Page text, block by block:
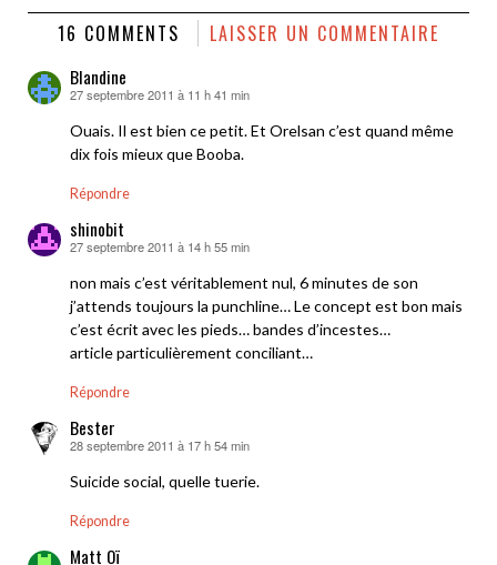
16 COMMENTS LAISSER UN COMMENTAIRE
Blandine
dit :
27 septembre 2011 à 11 h 41 min
Ouais. Il est bien ce petit. Et Orelsan c’est quand même
dix fois mieux que Booba.
Répondre
shinobit
dit :
27 septembre 2011 à 14 h 55 min
non mais c’est véritablement nul, 6 minutes de son
j’attends toujours la punchline… Le concept est bon mais
c’est écrit avec les pieds… bandes d’incestes…
article particulièrement conciliant…
Répondre
Bester
dit :
28 septembre 2011 à 17 h 54 min
Suicide social, quelle tuerie.
Répondre
Matt Oï